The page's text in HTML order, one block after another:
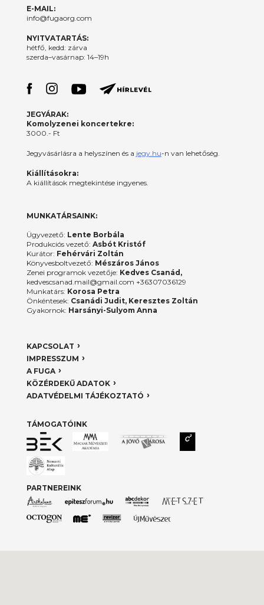
E-MAIL:
info@fugaorg.com
NYITVATARTÁS:
hétfő, kedd: zárva
szerda–vasárnap: 14–19h
JEGYÁRAK:
Komolyzenei koncertekre:
3000.- Ft
Jegyvásárlásra a helyszínen és a jegy.hu-n van lehetőség.
Kiállításokra:
A kiállítások megtekintése ingyenes.
MUNKATÁRSAINK:
Ügyvezető: Lente Borbála
Produkciós vezető: Asbót Kristóf
Kurátor: Fehérvári Zoltán
Könyvesboltvezető: Mészáros János
Zenei programok vezetője: Kedves Csanád,
kedvescsanad.mail@gmail.com +36307036129
Munkatárs: Korosa Petra
Önkéntesek: Csanádi Judit, Keresztes Zoltán
Gyakornok: Harsányi-Sulyom Anna
KAPCSOLAT
IMPRESSZUM
A FUGA
KÖZÉRDEKŰ ADATOK
ADATVÉDELMI TÁJÉKOZTATÓ
TÁMOGATÓINK
PARTNEREINK